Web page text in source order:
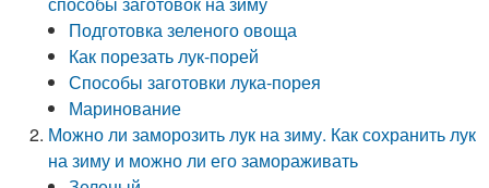
Подготовка зеленого овоща
Как порезать лук-порей
Способы заготовки лука-порея
Маринование
Можно ли заморозить лук на зиму. Как сохранить лук
на зиму и можно ли его замораживать